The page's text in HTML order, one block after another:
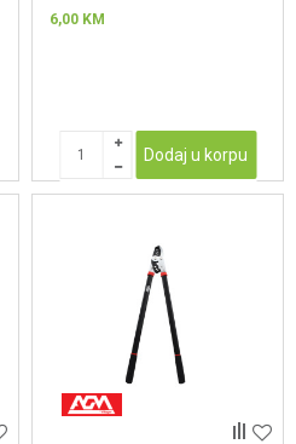
6,00 KM
Dodaj u korpu